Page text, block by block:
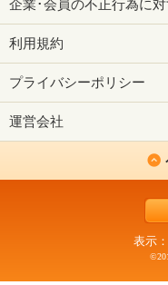
企業･会員の不正行為に
利用規約
プライバシーポリシー
運営会社
表示：